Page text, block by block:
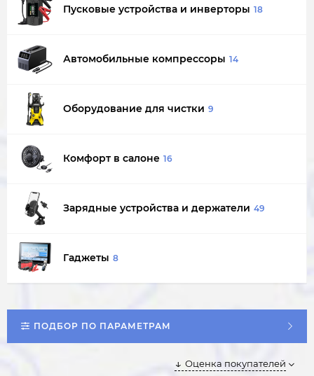
Пусковые устройства и инверторы 18
Автомобильные компрессоры 14
Оборудование для чистки 9
Комфорт в салоне 16
Зарядные устройства и держатели 49
Гаджеты 8
ПОДБОР ПО ПАРАМЕТРАМ
Оценка покупателей